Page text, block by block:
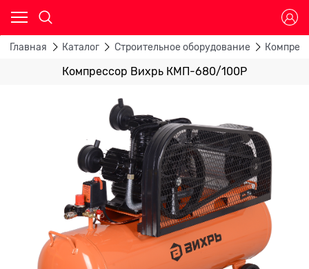
Главная Каталог Строительное оборудование
Компрессор Вихрь КМП-680/100Р